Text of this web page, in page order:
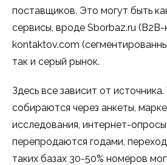
поставщиков. Это могут быть
сервисы, вроде Sborbaz.ru
kontaktov.com
так и серый рынок.
Здесь все зависит от
собираются через анкеты,
исследования, интернет-
перепродаются годами,
таких базах 30-50% номеров